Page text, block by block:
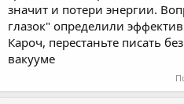
значит и потери энергии.
глазок" определили
Кароч, перестаньте писать
вакууме